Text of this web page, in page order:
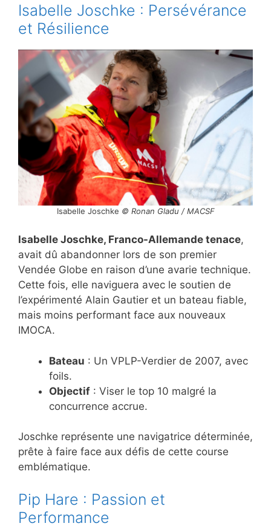
Isabelle Joschke : Persévérance
et Résilience
Isabelle Joschke © Ronan Gladu / MACSF
Isabelle Joschke, Franco-Allemande tenace,
avait dû abandonner lors de son premier
Vendée Globe en raison d’une avarie technique.
Cette fois, elle naviguera avec le soutien de
l’expérimenté Alain Gautier et un bateau fiable,
mais moins performant face aux nouveaux
IMOCA.
Bateau : Un VPLP-Verdier de 2007, avec
foils.
Objectif : Viser le top 10 malgré la
concurrence accrue.
Joschke représente une navigatrice déterminée,
prête à faire face aux défis de cette course
emblématique.
Pip Hare : Passion et
Performance